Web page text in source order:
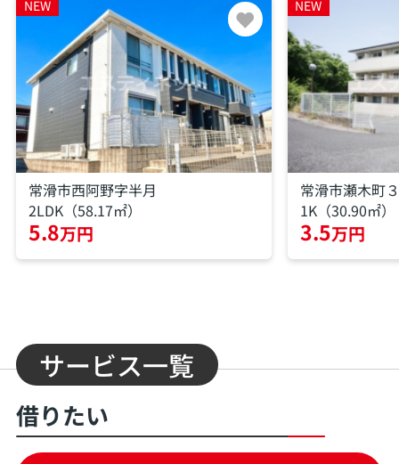
NEW
常滑市西阿野字半月
2LDK（58.17㎡）
5.8万円
NEW
常滑市瀬木町
1K（30.90㎡）
3.5万円
サービス一覧
借りたい